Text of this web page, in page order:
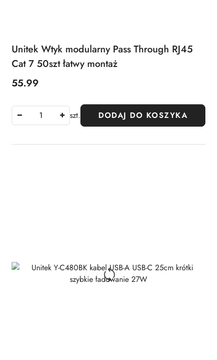
Unitek Wtyk modularny Pass Through RJ45
Cat 7 50szt łatwy montaż
Cena:
55.99
szt. DODAJ DO KOSZYKA